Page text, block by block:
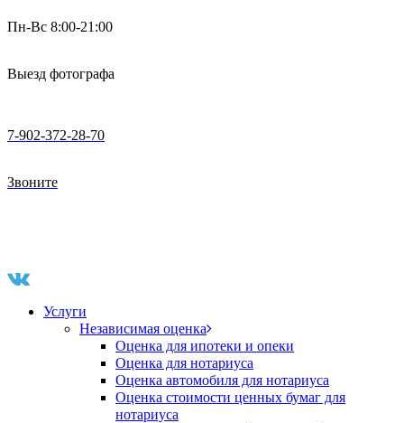
Пн-Вс 8:00-21:00
Выезд фотографа
7-902-372-28-70
Звоните
Услуги
Независимая оценка
Оценка для ипотеки и опеки
Оценка для нотариуса
Оценка автомобиля для нотариуса
Оценка стоимости ценных бумаг для
нотариуса